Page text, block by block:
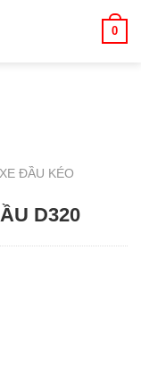
0
XE ĐẦU KÉO
D320